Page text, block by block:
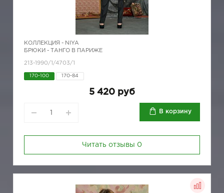
КОЛЛЕКЦИЯ - NIYA
БРЮКИ - ТАНГО В ПАРИЖЕ
213-1990/1/4703/1
170-100 170-84
5 420 руб
В корзину
Читать отзывы 0